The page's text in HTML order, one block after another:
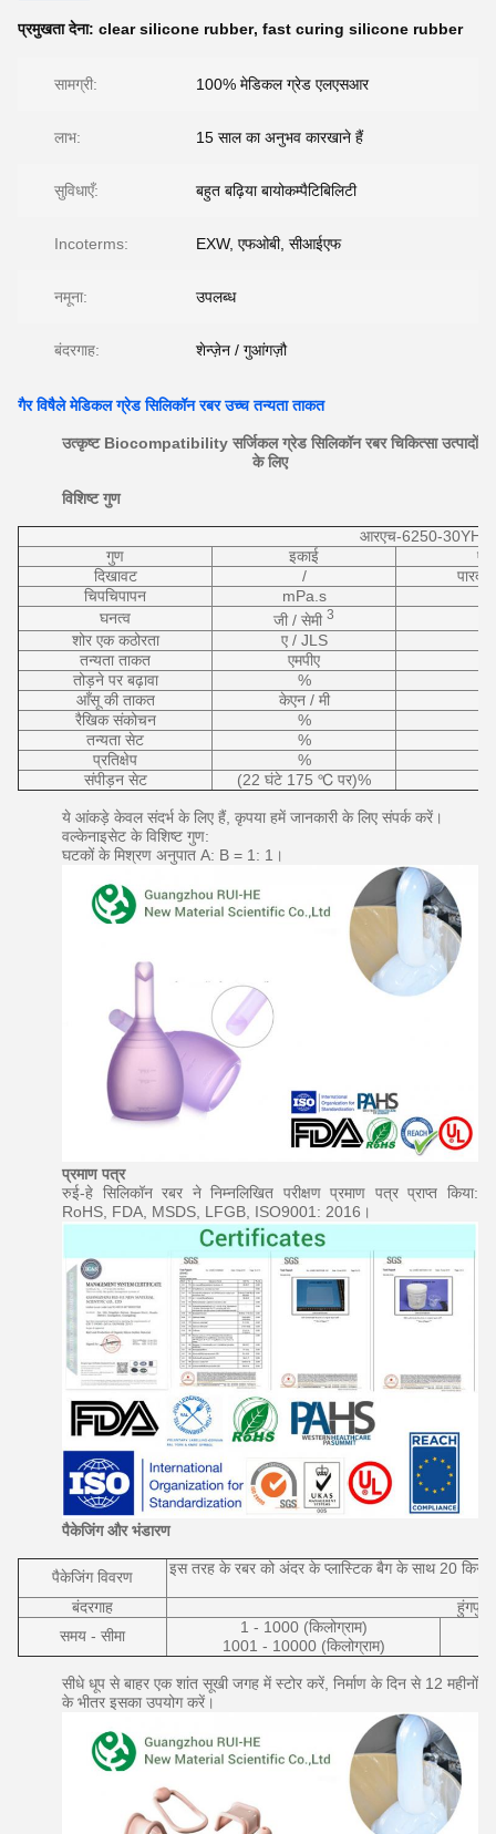
प्रमुखता देना: clear silicone rubber, fast curing silicone rubber
सामग्री: 100% मेडिकल ग्रेड एलएसआर
लाभ: 15 साल का अनुभव कारखाने हैं
सुविधाएँ: बहुत बढ़िया बायोकम्पैटिबिलिटी
Incoterms: EXW, एफओबी, सीआईएफ
नमूना: उपलब्ध
बंदरगाह: शेन्ज़ेन / गुआंगज़ौ
गैर विषैले मेडिकल ग्रेड सिलिकॉन रबर उच्च तन्यता ताकत
उत्कृष्ट Biocompatibility सर्जिकल ग्रेड सिलिकॉन रबर चिकित्सा उत्पादों
के लिए
विशिष्ट गुण
आरएच-6250-30YH
गुण
इकाई
ए
दिखावट
/
चिपचिपापन
mPa.s
घनत्व
जी / सेमी 3
शोर एक कठोरता
ए / JLS
तन्यता ताकत
एमपीए
तोड़ने पर बढ़ावा
%
आँसू की ताकत
केएन / मी
रैखिक संकोचन
%
तन्यता सेट
%
प्रतिक्षेप
%
संपीड़न सेट
(22 घंटे 175 ℃ पर)%
ये आंकड़े केवल संदर्भ के लिए हैं, कृपया हमें जानकारी के लिए संपर्क करें।
वल्केनाइसेट के विशिष्ट गुण:
घटकों के मिश्रण अनुपात A: B = 1: 1।
प्रमाण पत्र
रुई-हे सिलिकॉन रबर ने निम्नलिखित परीक्षण प्रमाण पत्र प्राप्त किया:
RoHS, FDA, MSDS, LFGB, ISO9001: 2016।
पैकेजिंग और भंडारण
पैकेजिंग विवरण
इस तरह के रबर को अंदर के प्लास्टिक बैग के साथ 20
बंदरगाह
हुंगपु,
समय - सीमा
1 - 1000 (किलोग्राम)
1001 - 10000 (किलोग्राम)
सीधे धूप से बाहर एक शांत सूखी जगह में स्टोर करें, निर्माण के दिन से 12 महीनों
के भीतर इसका उपयोग करें।